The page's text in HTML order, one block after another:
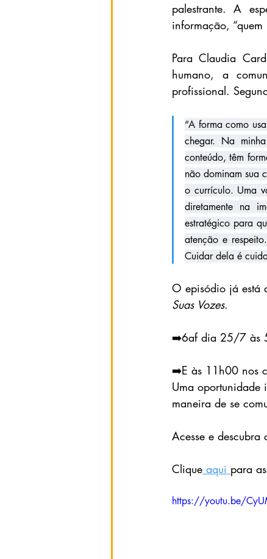
palestrante. A
informação,
Para Claudia
humano, a
profissional.
“A forma como
chegar. Na
conteúdo, têm
não dominam sua
o currículo. Uma
diretamente na
estratégico para
atenção e
Cuidar dela é
O episódio já está
Suas Vozes.
➡️6af dia 25/7 às
➡️E às 11h00 nos
Uma oportunidade
maneira de se
Acesse e
Clique aqui
https://youtu.be/